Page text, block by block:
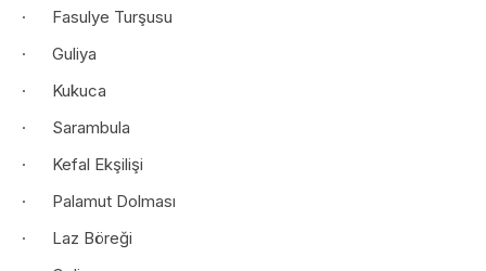
· Fasulye Turşusu
· Guliya
· Kukuca
· Sarambula
· Kefal Ekşilişi
· Palamut Dolması
· Laz Böreği